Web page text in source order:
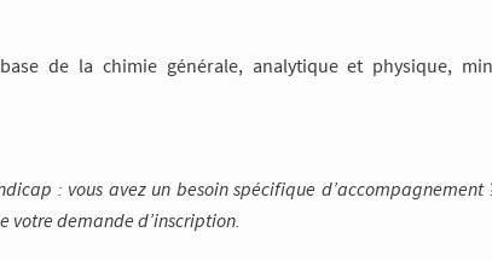
de la chimie générale, analytique et physique,
: vous avez un besoin spécifique d’accompagnement
votre demande d’inscription.